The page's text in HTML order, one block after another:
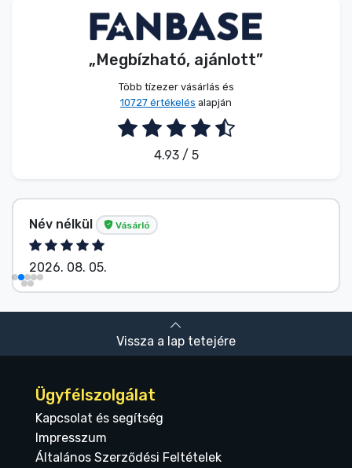
„Megbízható, ajánlott”
Több tízezer vásárlás és
10727 értékelés alapján
4.93 / 5
Név nélkül Vásárló
2026. 08. 05.
Vissza a lap tetejére
Ügyfélszolgálat
Kapcsolat és segítség
Impresszum
Általános Szerződési Feltételek